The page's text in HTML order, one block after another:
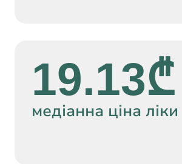
19.13₾
медіанна ціна ліки